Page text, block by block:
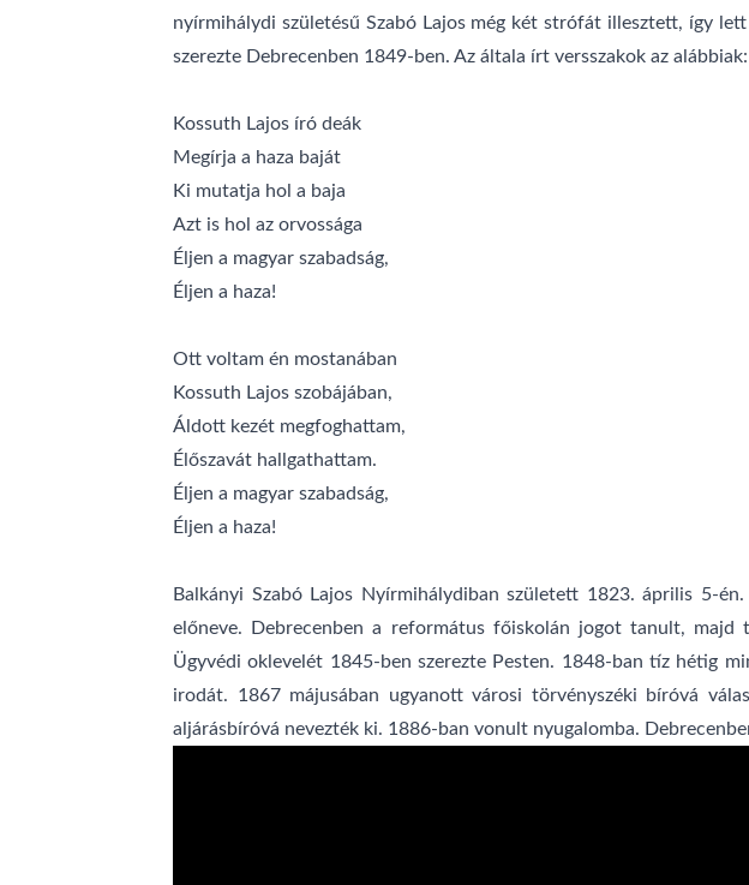
nyírmihálydi születésű Szabó Lajos még két strófát illesztett, így
szerezte Debrecenben 1849-ben. Az általa írt versszakok az alábbiak:
Kossuth Lajos író deák
Megírja a haza baját
Ki mutatja hol a baja
Azt is hol az orvossága
Éljen a magyar szabadság,
Éljen a haza!
Ott voltam én mostanában
Kossuth Lajos szobájában,
Áldott kezét megfoghattam,
Élőszavát hallgathattam.
Éljen a magyar szabadság,
Éljen a haza!
Balkányi Szabó Lajos Nyírmihálydiban született 1823. április 5-
előneve. Debrecenben a református főiskolán jogot tanult, majd
Ügyvédi oklevelét 1845-ben szerezte Pesten. 1848-ban tíz hétig
irodát. 1867 májusában ugyanott városi törvényszéki bíróvá
aljárásbíróvá nevezték ki. 1886-ban vonult nyugalomba.